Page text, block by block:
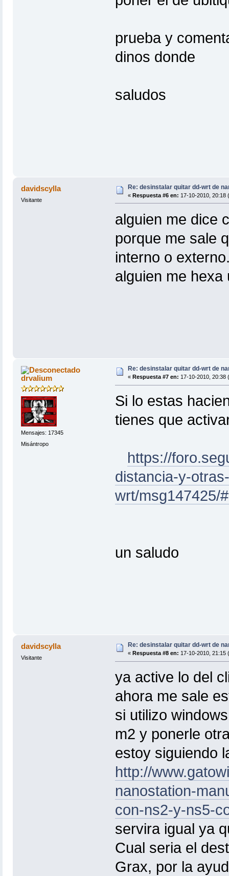
prueba y
dinos donde
saludos
davidscylla
Visitante
Re: desinstalar quitar dd-wrt de
« Respuesta #6 en: 17-10-2010, 20:18
alguien me dice
porque me sale
interno o
alguien me hexa
drvalium
Mensajes: 17345
Misántropo
Re: desinstalar quitar dd-wrt de
« Respuesta #7 en: 17-10-2010, 20:38
Si lo estas
tienes que
https://
distancia-y-
wrt/msg147425/
un saludo
davidscylla
Visitante
Re: desinstalar quitar dd-wrt de
« Respuesta #8 en: 17-10-2010, 21:15
ya active lo del
ahora me sale
si utilizo
m2 y ponerle
estoy siguiendo
http://
nanostation-
con-ns2-y-ns5-
servira igual ya
Cual seria el
Grax, por la